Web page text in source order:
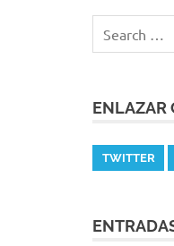
ENLAZAR
TWITTER